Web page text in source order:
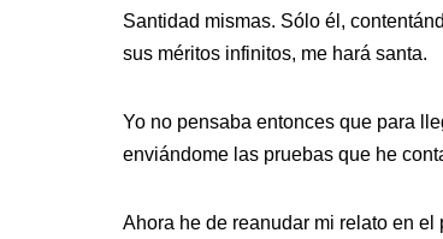
Santidad mismas. Sólo él,
sus méritos infinitos, me hará santa.
Yo no pensaba entonces que para
enviándome las pruebas que he
Ahora he de reanudar mi relato en